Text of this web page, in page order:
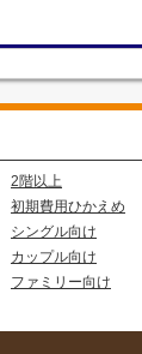
2階以上
初期費用ひかえめ
シングル向け
カップル向け
ファミリー向け